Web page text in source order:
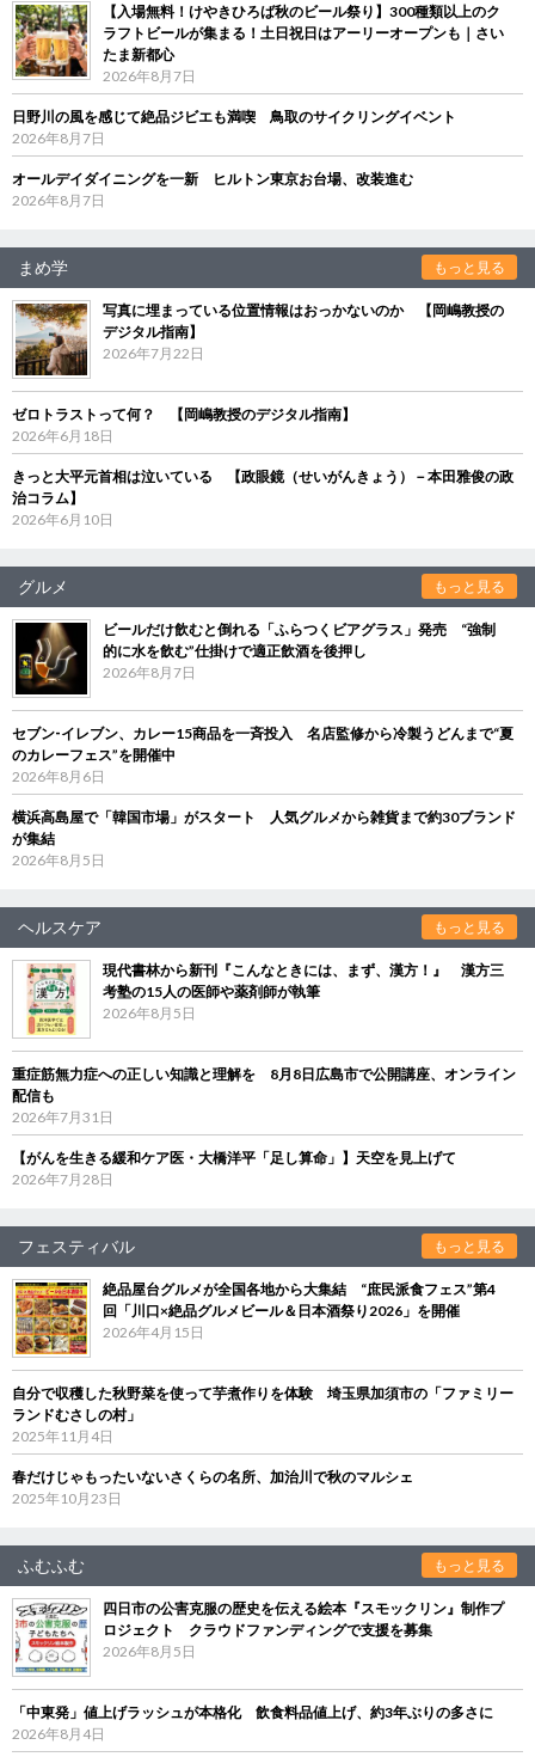
【入場無料！けやきひろば秋のビール祭り】300種類以上のク
ラフトビールが集まる！土日祝日はアーリーオープンも｜さい
たま新都心
2026年8月7日
日野川の風を感じて絶品ジビエも満喫 鳥取のサイクリングイベント
2026年8月7日
オールデイダイニングを一新 ヒルトン東京お台場、改装進む
2026年8月7日
まめ学 もっと見る
写真に埋まっている位置情報はおっかないのか 【岡嶋教授の
デジタル指南】
2026年7月22日
ゼロトラストって何？ 【岡嶋教授のデジタル指南】
2026年6月18日
きっと大平元首相は泣いている 【政眼鏡（せいがんきょう）－本田雅俊の政
治コラム】
2026年6月10日
グルメ もっと見る
ビールだけ飲むと倒れる「ふらつくビアグラス」発売 “強制
的に水を飲む”仕掛けで適正飲酒を後押し
2026年8月7日
セブン‐イレブン、カレー15商品を一斉投入 名店監修から冷製うどんまで“夏
のカレーフェス”を開催中
2026年8月6日
横浜高島屋で「韓国市場」がスタート 人気グルメから雑貨まで約30ブランド
が集結
2026年8月5日
ヘルスケア もっと見る
現代書林から新刊『こんなときには、まず、漢方！』 漢方三
考塾の15人の医師や薬剤師が執筆
2026年8月5日
重症筋無力症への正しい知識と理解を 8月8日広島市で公開講座、オンライン
配信も
2026年7月31日
【がんを生きる緩和ケア医・大橋洋平「足し算命」】天空を見上げて
2026年7月28日
フェスティバル もっと見る
絶品屋台グルメが全国各地から大集結 “庶民派食フェス”第4
回「川口×絶品グルメビール＆日本酒祭り2026」を開催
2026年4月15日
自分で収穫した秋野菜を使って芋煮作りを体験 埼玉県加須市の「ファミリー
ランドむさしの村」
2025年11月4日
春だけじゃもったいないさくらの名所、加治川で秋のマルシェ
2025年10月23日
ふむふむ もっと見る
四日市の公害克服の歴史を伝える絵本『スモックリン』制作プ
ロジェクト クラウドファンディングで支援を募集
2026年8月5日
「中東発」値上げラッシュが本格化 飲食料品値上げ、約3年ぶりの多さに
2026年8月4日